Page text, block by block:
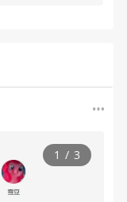
1 / 3